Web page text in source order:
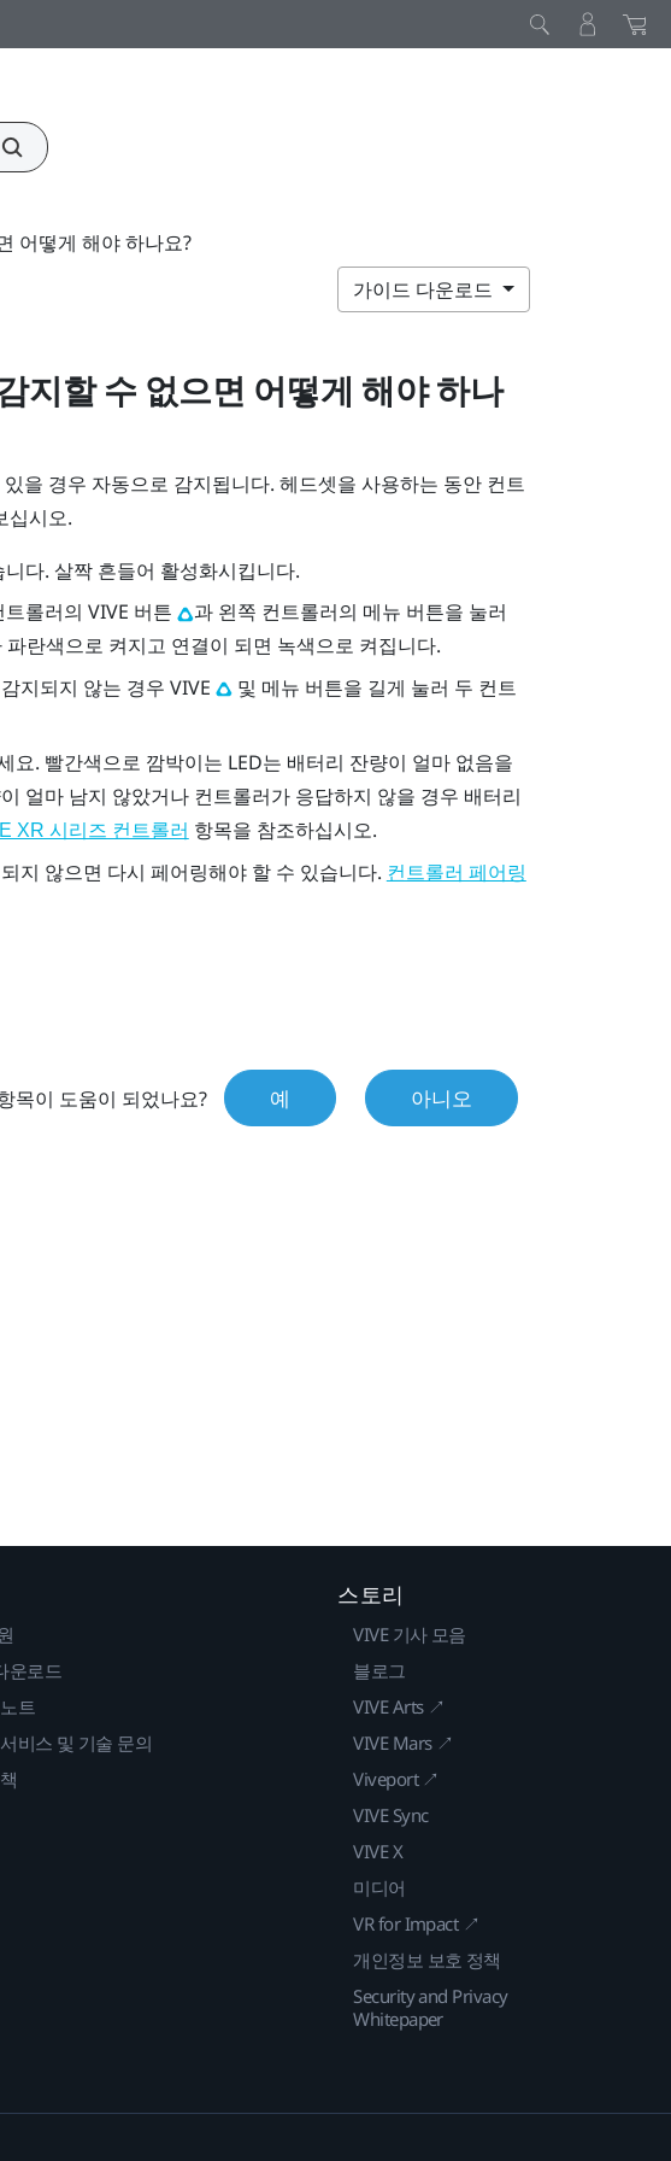
어떻게 해야 하나요?
가이드 다운로드
지할 수 없으면 어떻게 해야 하나
을 경우 자동으로 감지됩니다. 헤드셋을 사용하는 동안 컨트
십시오.
다. 살짝 흔들어 활성화시킵니다.
롤러의 VIVE 버튼 과 왼쪽 컨트롤러의 메뉴 버튼을 눌러
란색으로 켜지고 연결이 되면 녹색으로 켜집니다.
지되지 않는 경우 VIVE 및 메뉴 버튼을 길게 눌러 두 컨트
요. 빨간색으로 깜박이는 LED는 배터리 잔량이 얼마 없음을
얼마 남지 않았거나 컨트롤러가 응답하지 않을 경우 배터리
XR 시리즈 컨트롤러 항목을 참조하십시오.
지 않으면 다시 페어링해야 할 수 있습니다. 컨트롤러 페어링
목이 도움이 되었나요? 예 아니오
운로드
트
비스 및 기술 문의
스토리
VIVE 기사 모음
블로그
VIVE Arts ↗
VIVE Mars ↗
Viveport ↗
VIVE Sync
VIVE X
미디어
VR for Impact ↗
개인정보 보호 정책
Security and Privacy
Whitepaper